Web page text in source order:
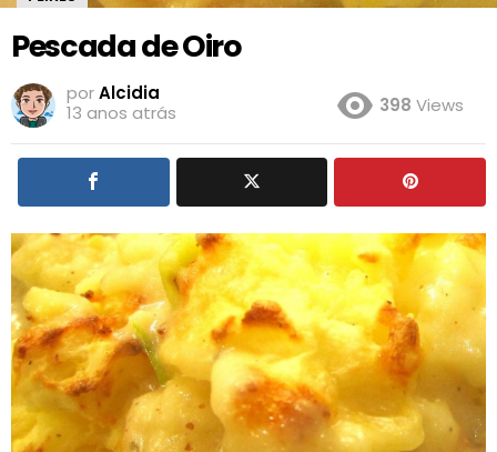
Pescada de Oiro
porAlcidia
13 anos atrás
398 Views